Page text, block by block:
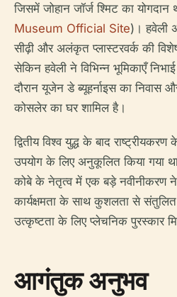
जिसमें जोहान जॉर्ज श्मिट का योगदान
Museum Official Site)। हवेली
सीढ़ी और अलंकृत प्लास्टरवर्क की
सेकिन हवेली ने विभिन्न भूमिकाएँ
दौरान यूजेन डे ब्यूहर्नाइस का निवास
कोसलेर का घर शामिल है।
द्वितीय विश्व युद्ध के बाद
उपयोग के लिए अनुकूलित किया गया
कोबे के नेतृत्व में एक बड़े नवीनीकरण
कार्यक्षमता के साथ कुशलता से
उत्कृष्टता के लिए प्लेचनिक पुरस्कार
आगंतुक अनुभव